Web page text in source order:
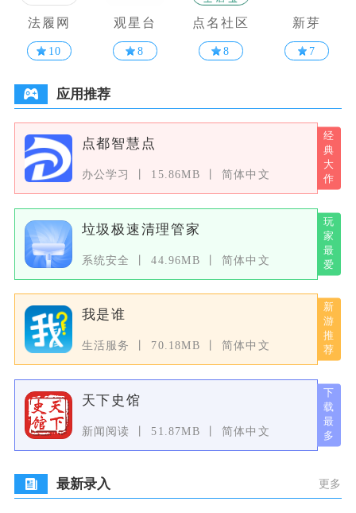
法履网
10
观星台
8
点名社区
8
新芽
7
应用推荐
点都智慧点
办公学习 15.86MB 简体中文
垃圾极速清理管家
系统安全 44.96MB 简体中文
我是谁
生活服务 70.18MB 简体中文
天下史馆
新闻阅读 51.87MB 简体中文
最新录入 更多